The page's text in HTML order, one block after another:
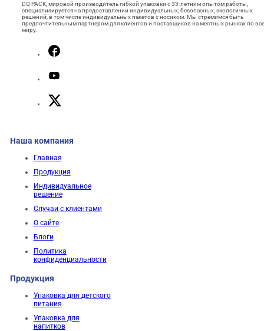
DQ PACK, мировой производитель гибкой упаковки с 33-летним опытом работы,
специализируется на предоставлении индивидуальных, безопасных, экологичных
решений, в том числе индивидуальных пакетов с носиком. Мы стремимся быть
предпочтительным партнером для клиентов и поставщиков на местных рынках по
миру.
Наша компания
Главная
Продукция
Индивидуальное
решение
Случаи с клиентами
О сайте
Блоги
Политика
конфиденциальности
Продукция
Упаковка для детского
питания
Упаковка для
напитков